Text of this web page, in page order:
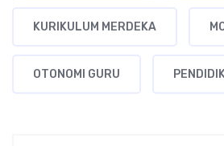
KURIKULUM MERDEKA
OTONOMI GURU